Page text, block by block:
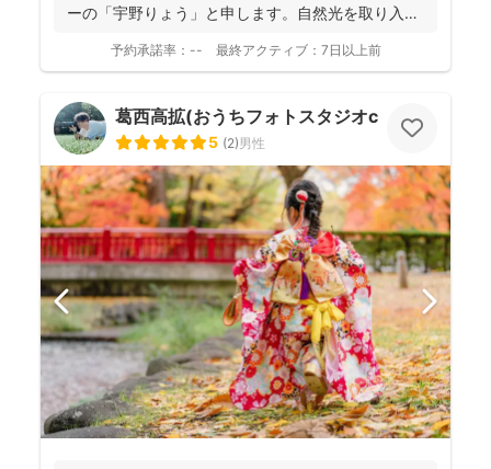
ーの「宇野りょう」と申します。自然光を取り入れ
予約承諾率： -- 最終アクティブ： 7日以上前
葛西高拡(おうちフォトスタジオcocofilm)
5 (2)男性